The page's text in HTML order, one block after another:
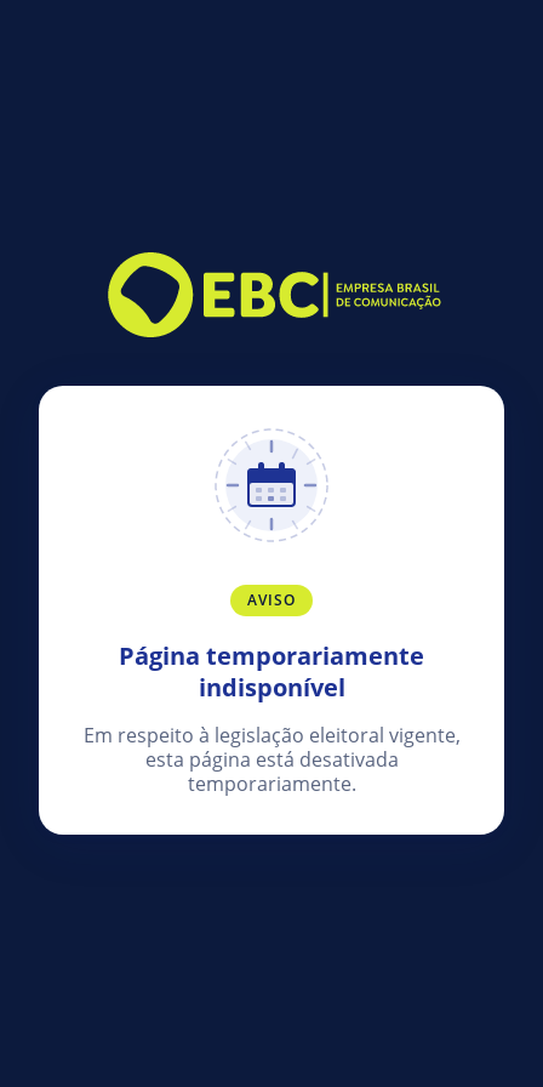
AVISO
Página temporariamente
indisponível
Em respeito à legislação eleitoral vigente,
esta página está desativada
temporariamente.